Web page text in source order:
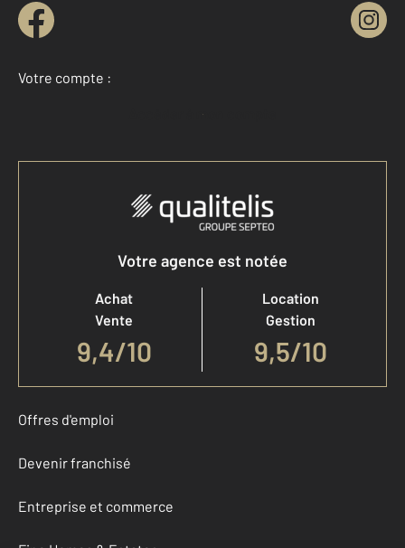
Votre compte :
Accéder à mon compte
Votre agence est notée
Achat
Vente
9,4/10
Location
Gestion
9,5/10
Offres d'emploi
Devenir franchisé
Entreprise et commerce